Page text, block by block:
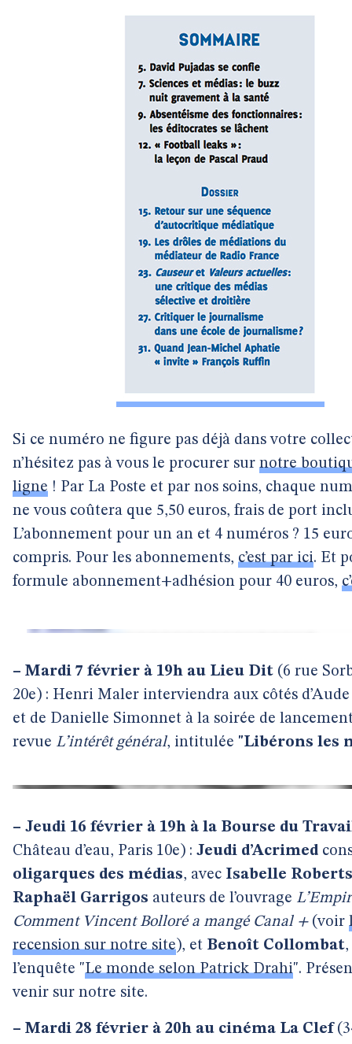
Si ce numéro ne figure pas déjà dans votre
n’hésitez pas à vous le procurer sur notre
ligne ! Par La Poste et par nos soins, chaque
ne vous coûtera que 5,50 euros, frais de port
L’abonnement pour un an et 4 numéros ? 15
compris. Pour les abonnements, c’est par ici. Et
formule abonnement+adhésion pour 40 euros,
– Mardi 7 février à 19h au Lieu Dit (6 rue
20e) : Henri Maler interviendra aux côtés
et de Danielle Simonnet à la soirée de
revue L’intérêt général, intitulée "Libérons les
– Jeudi 16 février à 19h à la Bourse du
Château d’eau, Paris 10e) : Jeudi d’Acrimed
oligarques des médias, avec Isabelle
Raphaël Garrigos auteurs de l’ouvrage
Comment Vincent Bolloré a mangé Canal +(voir
recension sur notre site), et Benoît Collombat
l’enquête "Le monde selon Patrick Drahi".
venir sur notre site.
– Mardi 28 février à 20h au cinéma La Clef